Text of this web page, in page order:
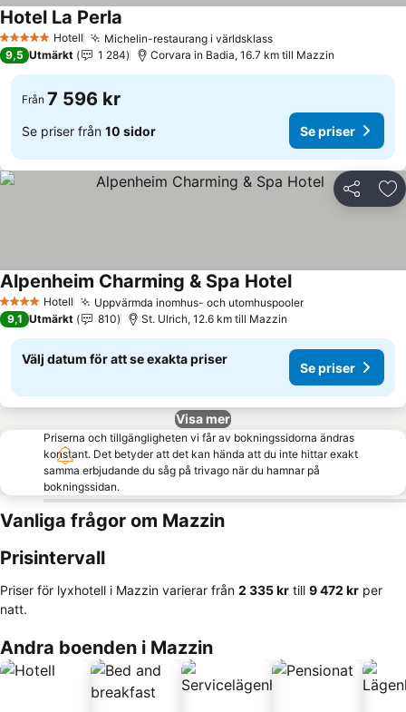
5 Stjärnor Hotell Michelin-restaurang i världsklassSe priser
Hotel La Perla
9,5 Utmärkt 1 284 Corvara in Badia, 16.7 km till Mazzin
Från 7 596 kr
Se priser från 10 sidor Se priser
Dela
4 StjärnorHotell Uppvärmda inomhus- och utomhuspoolerSe priser
Alpenheim Charming & Spa HotelSe priser
9,1 Utmärkt 810 St. Ulrich, 12.6 km till Mazzin
Välj datum för att se exakta priser
Se priser
Visa mer
Priserna och tillgängligheten vi får av bokningssidorna ändras
konstant. Det betyder att det kan hända att du inte hittar exakt
samma erbjudande du såg på trivago när du hamnar på
bokningssidan.
Vanliga frågor om Mazzin
Prisintervall
Priser för lyxhotell i Mazzin varierar från ‎2 335 kr till ‎9 472 kr per
natt.
Andra boenden i Mazzin